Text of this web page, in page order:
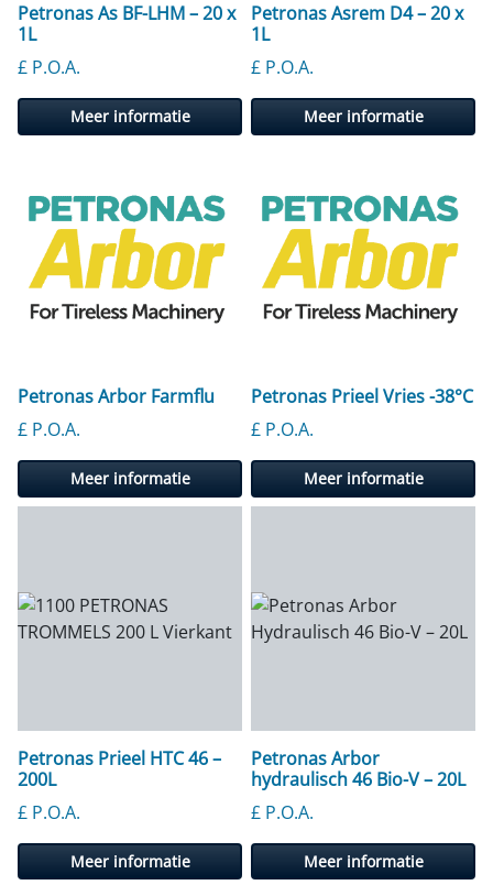
Petronas As BF-LHM – 20 x
1L
£ P.O.A.
Meer informatie
Petronas Asrem D4 – 20 x
1L
£ P.O.A.
Meer informatie
Petronas Arbor Farmflu
£ P.O.A.
Meer informatie
Petronas Prieel Vries -38°C
£ P.O.A.
Meer informatie
Petronas Prieel HTC 46 –
200L
£ P.O.A.
Meer informatie
Petronas Arbor
hydraulisch 46 Bio-V – 20L
£ P.O.A.
Meer informatie